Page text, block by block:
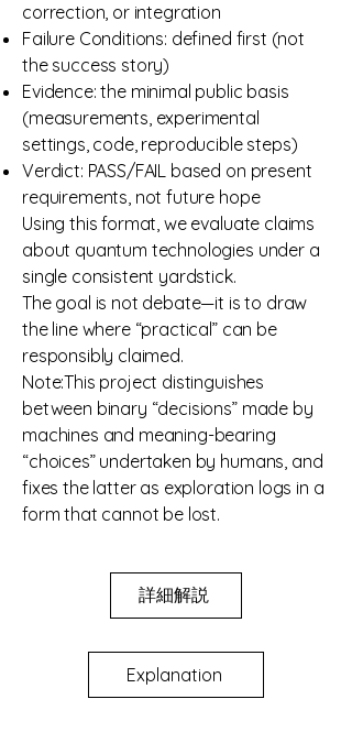
correction, or integration
Failure Conditions: defined first (not
the success story)
Evidence: the minimal public basis
(measurements, experimental
settings, code, reproducible steps)
Verdict: PASS/FAIL based on present
requirements, not future hope
Using this format, we evaluate claims
about quantum technologies under a
single consistent yardstick.
The goal is not debate—it is to draw
the line where “practical” can be
responsibly claimed.
​Note:This project distinguishes
between binary “decisions” made by
machines and meaning-bearing
“choices” undertaken by humans, and
fixes the latter as exploration logs in a
form that cannot be lost.
詳細解説
Explanation